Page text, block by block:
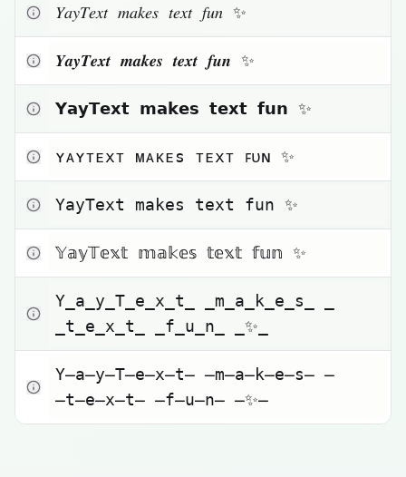
𝑌𝑎𝑦𝑇𝑒𝑥𝑡 𝑚𝑎𝑘𝑒𝑠 𝑡𝑒𝑥𝑡 𝑓𝑢𝑛 ✨
𝒀𝒂𝒚𝑻𝒆𝒙𝒕 𝒎𝒂𝒌𝒆𝒔 𝒕𝒆𝒙𝒕 𝒇𝒖𝒏 ✨
𝗬𝗮𝘆𝗧𝗲𝘅𝘁 𝗺𝗮𝗸𝗲𝘀 𝘁𝗲𝘅𝘁 𝗳𝘂𝗻 ✨
ʏᴀʏᴛᴇxᴛ ᴍᴀᴋᴇs ᴛᴇxᴛ ꜰᴜɴ ✨
𝚈𝚊𝚢𝚃𝚎𝚡𝚝 𝚖𝚊𝚔𝚎𝚜 𝚝𝚎𝚡𝚝 𝚏𝚞𝚗 ✨
𝕐𝕒𝕪𝕋𝕖𝕩𝕥 𝕞𝕒𝕜𝕖𝕤 𝕥𝕖𝕩𝕥 𝕗𝕦𝕟 ✨
Y̲a̲y̲T̲e̲x̲t̲ ̲m̲a̲k̲e̲s̲
̲t̲e̲x̲t̲ ̲f̲u̲n̲ ̲✨̲
Y̶a̶y̶T̶e̶x̶t̶ ̶m̶a̶k̶e̶s̶
̶t̶e̶x̶t̶ ̶f̶u̶n̶ ̶✨̶